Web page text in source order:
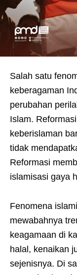
Salah satu
keberagaman
perubahan
Islam.
keberislaman
tidak
Reformasi
islamisasi gaya
Fenomena
mewabahnya
keagamaan di
halal, kenaikan
sejenisnya. Di